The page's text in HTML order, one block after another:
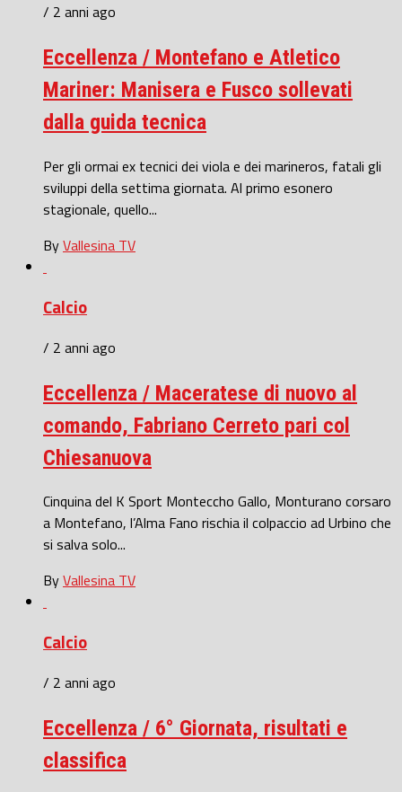
/ 2 anni ago
Eccellenza / Montefano e Atletico
Mariner: Manisera e Fusco sollevati
dalla guida tecnica
Per gli ormai ex tecnici dei viola e dei marineros, fatali gli
sviluppi della settima giornata. Al primo esonero
stagionale, quello...
ByVallesina TV
Calcio
/ 2 anni ago
Eccellenza / Maceratese di nuovo al
comando, Fabriano Cerreto pari col
Chiesanuova
Cinquina del K Sport Monteccho Gallo, Monturano corsaro
a Montefano, l’Alma Fano rischia il colpaccio ad Urbino che
si salva solo...
ByVallesina TV
Calcio
/ 2 anni ago
Eccellenza / 6° Giornata, risultati e
classifica